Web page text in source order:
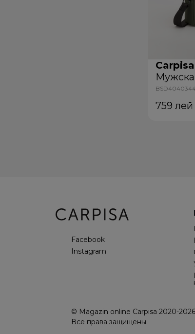
Carpisa
759 лей
Facebook
Instagram
© Magazin online Carpisa 2020-2026
Все права защищены.